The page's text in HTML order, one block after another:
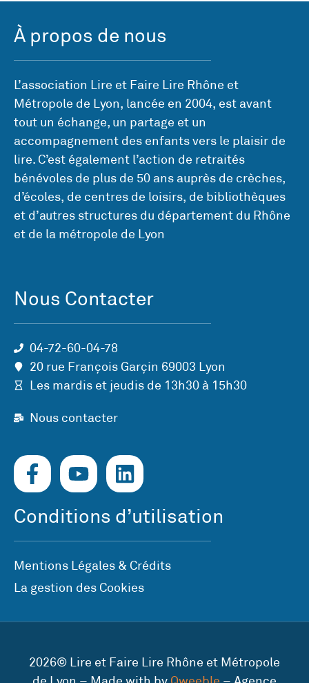
À propos de nous
L’association Lire et Faire Lire Rhône et
Métropole de Lyon, lancée en 2004, est avant
tout un échange, un partage et un
accompagnement des enfants vers le plaisir de
lire. C’est également l’action de retraités
bénévoles de plus de 50 ans auprès de crèches,
d’écoles, de centres de loisirs, de bibliothèques
et d’autres structures du département du Rhône
et de la métropole de Lyon
Nous Contacter
04-72-60-04-78
20 rue François Garçin 69003 Lyon
Les mardis et jeudis de 13h30 à 15h30
Nous contacter
Conditions d’utilisation
Mentions Légales & Crédits
La gestion des Cookies
2026© Lire et Faire Lire Rhône et Métropole